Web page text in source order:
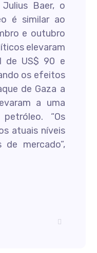
Baer, o
é similar ao
e outubro
elevaram
de US$ 90 e
os efeitos
de Gaza a
a uma
“Os
atuais níveis
de mercado”,